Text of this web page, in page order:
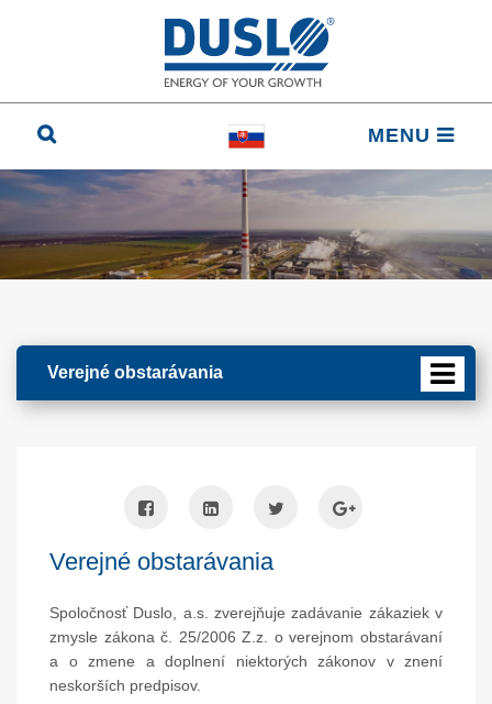
MENU
Verejné obstarávania
Verejné obstarávania
Spoločnosť Duslo, a.s. zverejňuje zadávanie zákaziek v
zmysle zákona č. 25/2006 Z.z. o verejnom obstarávaní
a o zmene a doplnení niektorých zákonov v znení
neskorších predpisov.